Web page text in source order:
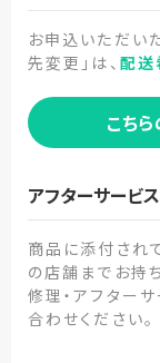
お申込いただい
先変更」は、 配送
こち
アフターサービス
商品に添付され
の店舗までお持ち
修理・アフター
合わせください。